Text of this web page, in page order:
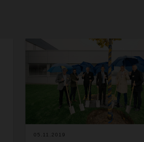
05.11.2019